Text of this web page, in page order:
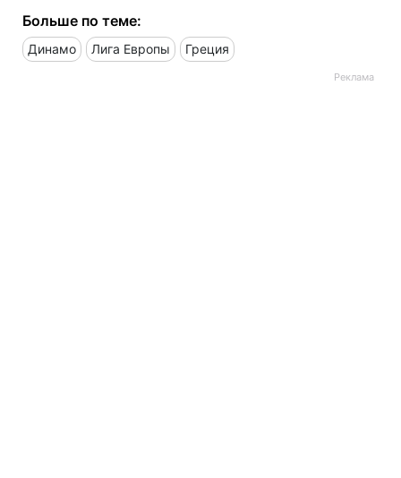
Больше по теме:
Динамо Лига Европы Греция